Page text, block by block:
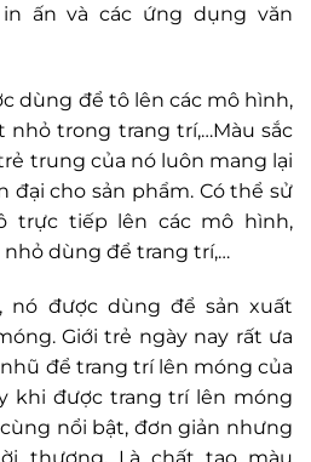
ấn và các ứng dụng văn
dùng để tô lên các mô hình,
nhỏ trong trang trí,…Màu sắc
trung của nó luôn mang lại
đại cho sản phẩm. Có thể sử
trực tiếp lên các mô hình,
dùng để trang trí,…
nó được dùng để sản xuất
Giới trẻ ngày nay rất ưa
để trang trí lên móng của
khi được trang trí lên móng
nổi bật, đơn giản nhưng